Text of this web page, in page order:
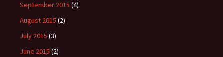
September 2015 (4)
August 2015 (2)
July 2015 (3)
June 2015 (2)